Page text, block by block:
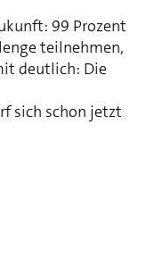
99 Prozent
teilnehmen,
deutlich: Die
sich schon jetzt